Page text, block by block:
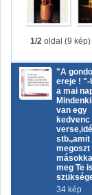
1/2 oldal (9 kép)
"A
ereje ! "-
a mai
van egy
kedvenc
stb.,amit
megoszt
meg Te
34 kép